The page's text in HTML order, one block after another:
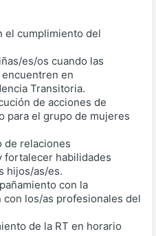
el cumplimiento del
es/os cuando las
en
Transitoria.
de acciones de
para el grupo de mujeres
de relaciones
fortalecer habilidades
hijos/as/es.
con la
los/as profesionales del
de la RT en horario